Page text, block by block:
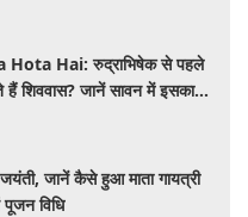
Hota Hai: रुद्राभिषेक से पहले
हैं शिववास? जानें सावन में इसका
जानें कैसे हुआ माता गायत्री
विधि